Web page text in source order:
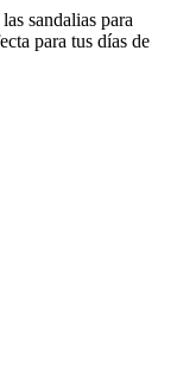
sandalias para
para tus días de